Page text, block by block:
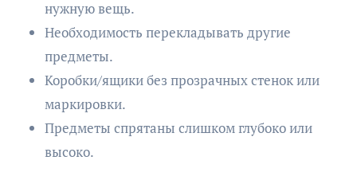
нужную вещь.
Необходимость перекладывать другие
предметы.
Коробки/ящики без прозрачных стенок или
маркировки.
Предметы спрятаны слишком глубоко или
высоко.